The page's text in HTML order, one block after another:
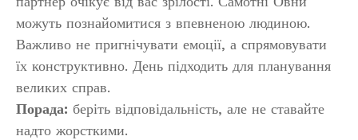
можуть познайомитися з впевненою людиною.
Важливо не пригнічувати емоції, а спрямовувати
їх конструктивно. День підходить для планування
великих справ.
Порада: беріть відповідальність, але не ставайте
надто жорсткими.